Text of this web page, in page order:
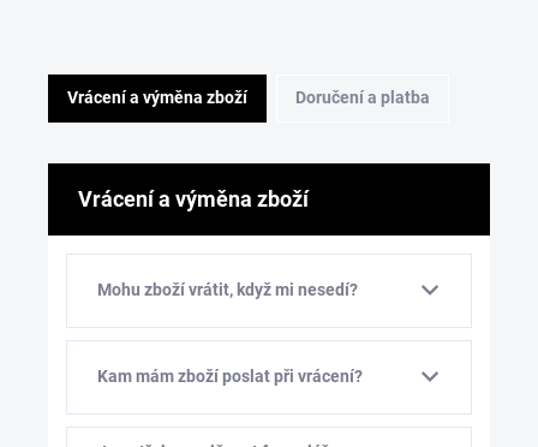
Vrácení a výměna zboží Doručení a platba
Vrácení a výměna zboží
Mohu zboží vrátit, když mi nesedí?
Kam mám zboží poslat při vrácení?